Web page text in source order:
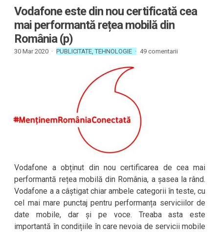
Vodafone este din nou certificată cea
mai performantă rețea mobilă din
România (p)
30 Mar 2020 · PUBLICITATE,TEHNOLOGIE · 49 comentarii
Vodafone a obținut din nou certificarea de cea mai
performantă rețea mobilă din România, a șasea la rând.
Vodafone a a câștigat chiar ambele categorii în teste, cu
cel mai mare punctaj pentru performanța serviciilor de
date mobile, dar și pe voce. Treaba asta este
importantă în condițiile în care nevoia de servicii mobile